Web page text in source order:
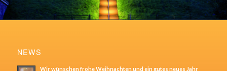
NEWS
Wir wünschen frohe Weihnachten und ein gutes neues Jahr